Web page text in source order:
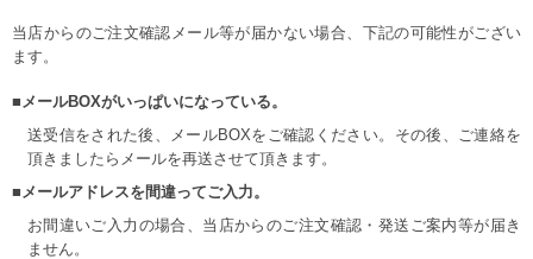
当店からのご注文確認メール等が届かない場合、下記の可能性がござい
ます。
■メールBOXがいっぱいになっている。
送受信をされた後、メールBOXをご確認ください。その後、ご連絡を
頂きましたらメールを再送させて頂きます。
■メールアドレスを間違ってご入力。
お間違いご入力の場合、当店からのご注文確認・発送ご案内等が届き
ません。